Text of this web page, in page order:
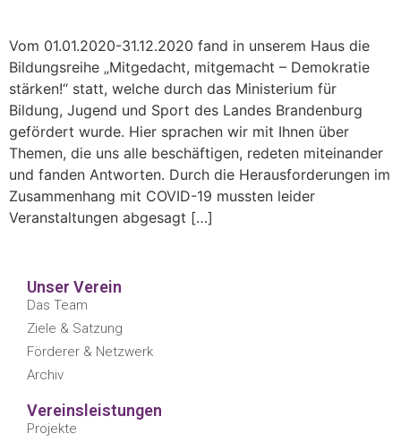
Vom 01.01.2020-31.12.2020 fand in unserem Haus die
Bildungsreihe „Mitgedacht, mitgemacht – Demokratie
stärken!“ statt, welche durch das Ministerium für
Bildung, Jugend und Sport des Landes Brandenburg
gefördert wurde. Hier sprachen wir mit Ihnen über
Themen, die uns alle beschäftigen, redeten miteinander
und fanden Antworten. Durch die Herausforderungen im
Zusammenhang mit COVID-19 mussten leider
Veranstaltungen abgesagt […]
Unser Verein
Das Team
Ziele & Satzung
Förderer & Netzwerk
Archiv
Vereinsleistungen
Projekte